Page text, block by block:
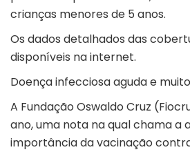
crianças menores de 5 anos.
Os dados detalhados das
disponíveis na internet.
Doença infecciosa aguda e
A Fundação Oswaldo Cruz
ano, uma nota na qual chama a
importância da vacinação